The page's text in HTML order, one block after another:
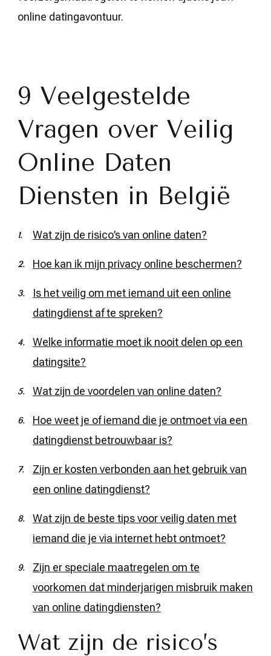
online datingavontuur.
9 Veelgestelde
Vragen over Veilig
Online Daten
Diensten in België
Wat zijn de risico’s van online daten?
Hoe kan ik mijn privacy online beschermen?
Is het veilig om met iemand uit een online
datingdienst af te spreken?
Welke informatie moet ik nooit delen op een
datingsite?
Wat zijn de voordelen van online daten?
Hoe weet je of iemand die je ontmoet via een
datingdienst betrouwbaar is?
Zijn er kosten verbonden aan het gebruik van
een online datingdienst?
Wat zijn de beste tips voor veilig daten met
iemand die je via internet hebt ontmoet?
Zijn er speciale maatregelen om te
voorkomen dat minderjarigen misbruik maken
van online datingdiensten?
Wat zijn de risico’s